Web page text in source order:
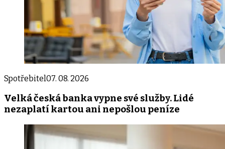
Spotřebitel07. 08. 2026
Velká česká banka vypne své služby. Lidé
nezaplatí kartou ani nepošlou peníze